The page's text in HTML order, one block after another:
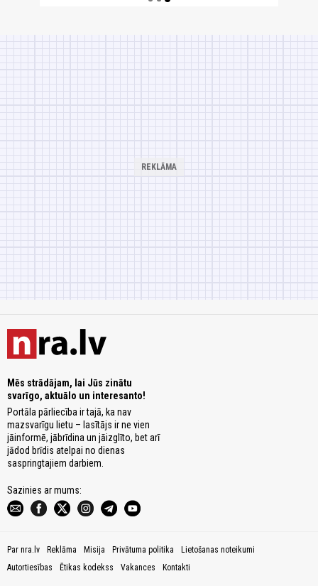
Mēs strādājam, lai Jūs zinātu
svarīgo, aktuālo un interesanto!
Portāla pārliecība ir tajā, ka nav
mazsvarīgu lietu – lasītājs ir ne vien
jāinformē, jābrīdina un jāizglīto, bet arī
jādod brīdis atelpai no dienas
saspringtajiem darbiem.
Sazinies ar mums:
Par nra.lv Reklāma Misija Privātuma politika
Lietošanas noteikumi
Autortiesības
Ētikas kodekss Vakances Kontakti